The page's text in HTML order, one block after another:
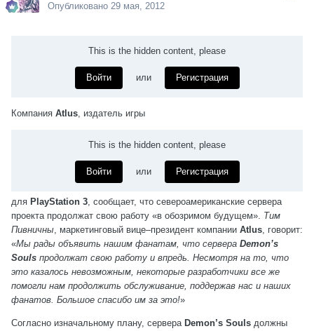
Опубликовано 29 мая, 2012
This is the hidden content, please
Войти или Регистрация
Компания Atlus, издатель игры
This is the hidden content, please
Войти или Регистрация
для PlayStation 3, сообщает, что североамериканские сервера
проекта продолжат свою работу «в обозримом будущем». Тим
Пивничны, маркетинговый вице–президент компании Atlus, говорит:
«Мы рады объявить нашим фанатам, что сервера Demon’s
Souls продолжат свою работу и впредь. Несмотря на то, что
это казалось невозможным, некоторые разработчики все же
помогли нам продолжить обслуживание, поддержав нас и наших
фанатов. Большое спасибо им за это!»
Согласно изначальному плану, сервера Demon’s Souls должны